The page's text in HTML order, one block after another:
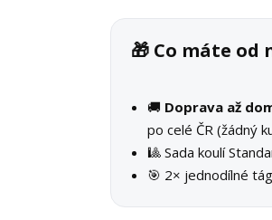
🎁 Co máte od
🚚 Doprava až
po celé ČR (žádný
🎱 Sada koulí
🎯 2× jednodílné